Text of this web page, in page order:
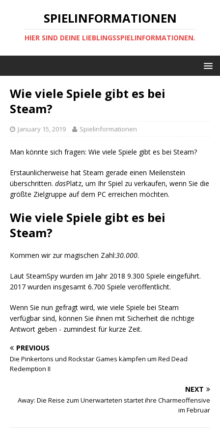
SPIELINFORMATIONEN
HIER SIND DEINE LIEBLINGSSPIELINFORMATIONEN.
Wie viele Spiele gibt es bei
Steam?
January 15, 2019 Spielinformationen
Man könnte sich fragen: Wie viele Spiele gibt es bei Steam?
Erstaunlicherweise hat Steam gerade einen Meilenstein
überschritten. dasPlatz, um Ihr Spiel zu verkaufen, wenn Sie die
größte Zielgruppe auf dem PC erreichen möchten.
Wie viele Spiele gibt es bei
Steam?
Kommen wir zur magischen Zahl:30.000.
Laut SteamSpy wurden im Jahr 2018 9.300 Spiele eingeführt.
2017 wurden insgesamt 6.700 Spiele veröffentlicht.
Wenn Sie nun gefragt wird, wie viele Spiele bei Steam
verfügbar sind, können Sie ihnen mit Sicherheit die richtige
Antwort geben - zumindest für kurze Zeit.
PREVIOUS
Die Pinkertons und Rockstar Games kämpfen um Red Dead
Redemption II
NEXT
Away: Die Reise zum Unerwarteten startet ihre Charmeoffensive
im Februar